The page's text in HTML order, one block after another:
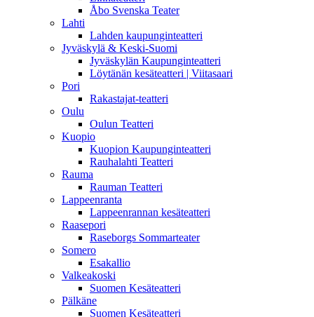
Åbo Svenska Teater
Lahti
Lahden kaupunginteatteri
Jyväskylä & Keski-Suomi
Jyväskylän Kaupunginteatteri
Löytänän kesäteatteri | Viitasaari
Pori
Rakastajat-teatteri
Oulu
Oulun Teatteri
Kuopio
Kuopion Kaupunginteatteri
Rauhalahti Teatteri
Rauma
Rauman Teatteri
Lappeenranta
Lappeenrannan kesäteatteri
Raasepori
Raseborgs Sommarteater
Somero
Esakallio
Valkeakoski
Suomen Kesäteatteri
Pälkäne
Suomen Kesäteatteri